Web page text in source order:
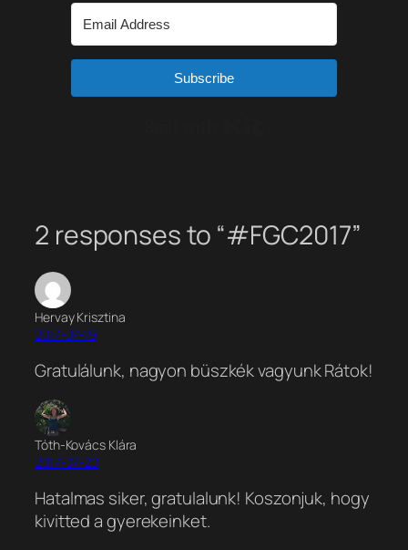
Subscribe
2 responses to “#FGC2017”
Hervay Krisztina
2017-07-19
Gratulálunk, nagyon büszkék vagyunk Rátok!
Tóth-Kovács Klára
2017-07-20
Hatalmas siker, gratulalunk! Koszonjuk, hogy
kivitted a gyerekeinket.